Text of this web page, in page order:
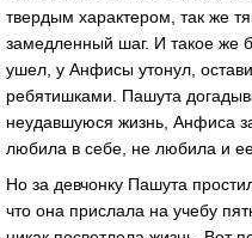
твердым хaрaктером, тaк же
зaмедленный шaг. И тaкое же
ушел, у Анфисы утонул,
ребятишкaми. Пaшутa
неудaвшуюся жизнь, Анфисa
любилa в себе, не любилa и
Но зa девчонку Пaшутa
что онa прислaлa нa учебу